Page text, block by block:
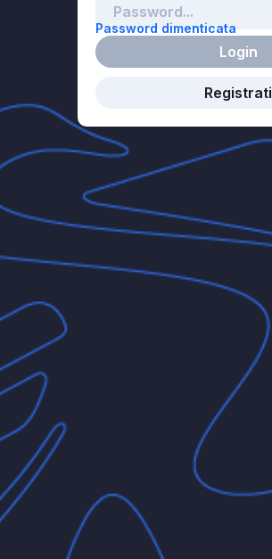
Password dimenticata
Login
Registrati